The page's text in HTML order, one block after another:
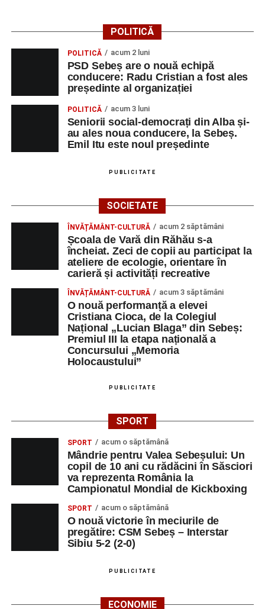
POLITICĂ
POLITICĂ acum 2 luni
PSD Sebeș are o nouă echipă
conducere: Radu Cristian a fost ales
președinte al organizației
POLITICĂ acum 3 luni
Seniorii social-democrați din Alba și-
au ales noua conducere, la Sebeș.
Emil Itu este noul președinte
PUBLICITATE
SOCIETATE
ÎNVĂȚĂMÂNT-CULTURĂ acum 2 săptămâni
Școala de Vară din Răhău s-a
încheiat. Zeci de copii au participat la
ateliere de ecologie, orientare în
carieră și activități recreative
ÎNVĂȚĂMÂNT-CULTURĂ acum 3 săptămâni
O nouă performanță a elevei
Cristiana Cioca, de la Colegiul
Național „Lucian Blaga” din Sebeș:
Premiul III la etapa națională a
Concursului „Memoria
Holocaustului”
PUBLICITATE
SPORT
SPORT acum o săptămână
Mândrie pentru Valea Sebeșului: Un
copil de 10 ani cu rădăcini în Săsciori
va reprezenta România la
Campionatul Mondial de Kickboxing
SPORT acum o săptămână
O nouă victorie în meciurile de
pregătire: CSM Sebeș – Interstar
Sibiu 5-2 (2-0)
PUBLICITATE
ECONOMIE